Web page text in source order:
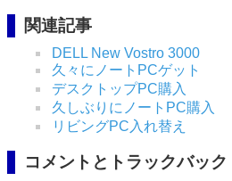
関連記事
DELL New Vostro 3000
久々にノートPCゲット
デスクトップPC購入
久しぶりにノートPC購入
リビングPC入れ替え
コメントとトラックバック